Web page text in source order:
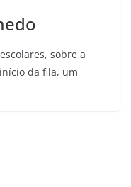
sobre a
da fila, um